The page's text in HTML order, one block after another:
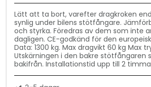
Lätt att ta bort, varefter dragkroken
synlig under bilens stötfångare.
och styrka. Föredras av dem som inte
dagligen. CE-godkänd för den
Data: 1300 kg. Max dragvikt 60 kg Max
Utskärningen i den bakre stötfångaren
bakifrån. Installationstid upp till 2